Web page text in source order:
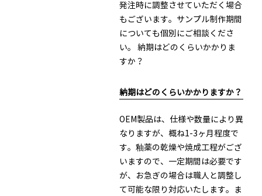
発注時に調整させていただく場合
もございます。サンプル制作期間
についても個別にご相談くださ
い。 納期はどのくらいかかりま
すか？
納期はどのくらいかかりますか？
OEM製品は、仕様や数量により異
なりますが、概ね1-3ヶ月程度で
す。釉薬の乾燥や焼成工程がござ
いますので、一定期間は必要です
が、お急ぎの場合は職人と調整し
て可能な限り対応いたします。ま